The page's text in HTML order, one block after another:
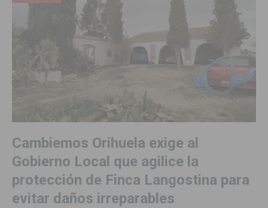
Cambiemos Orihuela exige al
Gobierno Local que agilice la
protección de Finca Langostina para
evitar daños irreparables